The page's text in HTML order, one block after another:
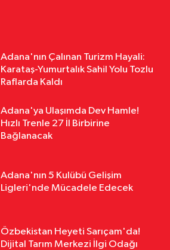
Adana'nın Çalınan Turizm Hayali:
Karataş-Yumurtalık Sahil Yolu Tozlu
Raflarda Kaldı
Adana'ya Ulaşımda Dev Hamle!
Hızlı Trenle 27 İl Birbirine
Bağlanacak
Adana'nın 5 Kulübü Gelişim
Ligleri'nde Mücadele Edecek
Özbekistan Heyeti Sarıçam'da!
Dijital Tarım Merkezi İlgi Odağı